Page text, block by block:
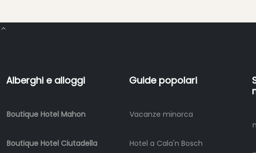
Noleggio
Standup
hire
Alberghi e alloggi
Boutique Hotel Mahon
Boutique Hotel Ciutadella
Guide popolari
Vacanze minorca
Hotel a Cala'n Bosch